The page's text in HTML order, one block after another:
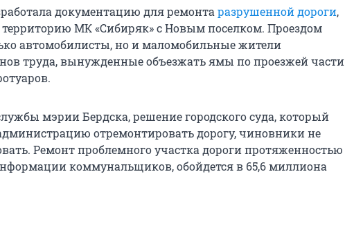
документацию для ремонта разрушенной дороги,
территорию МК «Сибиряк» с Новым поселком. Проездом
автомобилисты, но и маломобильные жители
труда, вынужденные объезжать ямы по проезжей части
мэрии Бердска, решение городского суда, который
отремонтировать дорогу, чиновники не
Ремонт проблемного участка дороги протяженностью
коммунальщиков, обойдется в 65,6 миллиона